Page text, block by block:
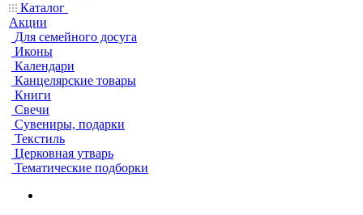
Каталог
Акции
Для семейного досуга
Иконы
Календари
Канцелярские товары
Книги
Свечи
Сувениры, подарки
Текстиль
Церковная утварь
Тематические подборки